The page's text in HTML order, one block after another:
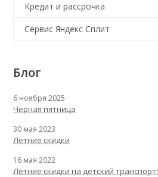
Кредит и рассрочка
Сервис Яндекс Сплит
Блог
6 ноября 2025
Черная пятница
30 мая 2023
Летние скидки
16 мая 2022
Летние скидки на детский транспорт!